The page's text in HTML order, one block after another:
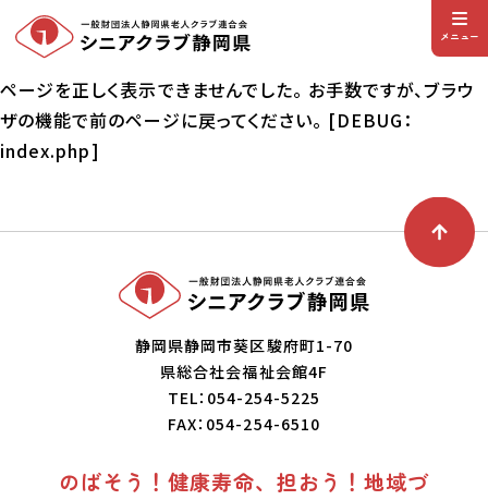
メニュー
ページを正しく表示できませんでした。 お手数ですが、ブラウ
ザの機能で前のページに戻ってください。 [DEBUG：
index.php]
静岡県静岡市葵区駿府町1-70
県総合社会福祉会館4F
TEL：054-254-5225
FAX：054-254-6510
のばそう！健康寿命、担おう！地域づ